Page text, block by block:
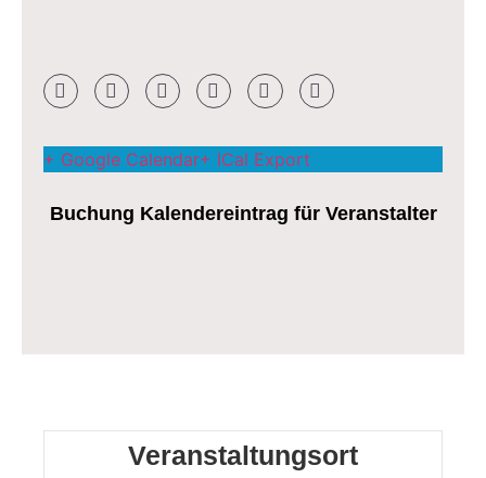
+ Google Calendar+ ICal Export
Buchung Kalendereintrag für Veranstalter
Veranstaltungsort